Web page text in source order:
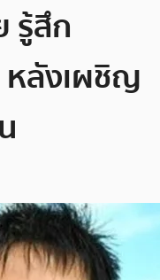
รู้สึก
หลังเผชิญ